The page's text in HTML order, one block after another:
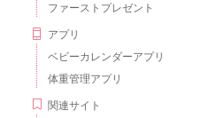
ファーストプレゼント
アプリ
ベビーカレンダーアプリ
体重管理アプリ
関連サイト